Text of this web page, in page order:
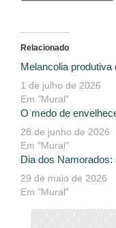
Relacionado
Melancolia produtiva
1 de julho de 2026
Em "Mural"
O medo de
28 de junho de 2026
Em "Mural"
Dia dos Namorados:
29 de maio de 2026
Em "Mural"